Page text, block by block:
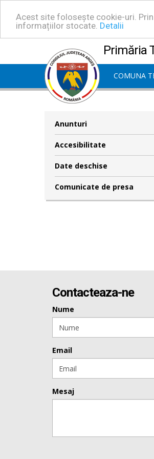
Acest site folosește cookie-uri.
informațiilor stocate. Detalii
Primăria
COMUNA
Anunturi
Accesibilitate
Date deschise
Comunicate de presa
Contacteaza-ne
Nume
Email
Mesaj